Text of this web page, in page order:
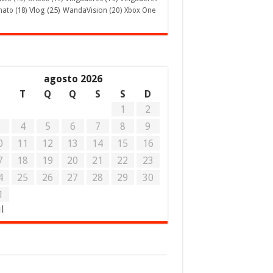
(18) Vlog (25) WandaVision (20) Xbox One
agosto 2026
T Q Q S S
D
1
2
4 5 6 7 8
9
11 12 13 14 15
16
18 19 20 21 22
23
25 26 27 28 29
30